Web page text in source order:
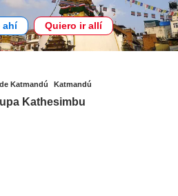
ahí Quiero ir allí
Katmandú Katmandú
Kathesimbu